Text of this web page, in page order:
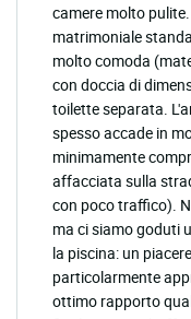
camere molto
matrimoniale
molto comoda
con doccia di
toilette separata.
spesso accade in
minimamente
affacciata sulla
con poco traffico).
ma ci siamo goduti
la piscina: un
particolarmente
ottimo rapporto